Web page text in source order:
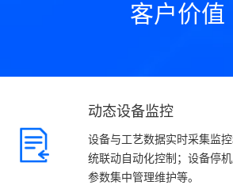
客户价值
动态设备监控
设备与工艺数据实时采集监
统联动自动化控制；设备停
参数集中管理维护等。